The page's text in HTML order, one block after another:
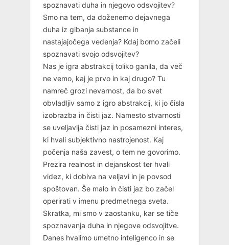
spoznavati duha in njegovo odsvojitev?
Smo na tem, da doženemo dejavnega
duha iz gibanja substance in
nastajajočega vedenja? Kdaj bomo začeli
spoznavati svojo odsvojitev?
Nas je igra abstrakcij toliko ganila, da več
ne vemo, kaj je prvo in kaj drugo? Tu
namreč grozi nevarnost, da bo svet
obvladljiv samo z igro abstrakcij, ki jo čisla
izobrazba in čisti jaz. Namesto stvarnosti
se uveljavlja čisti jaz in posamezni interes,
ki hvali subjektivno nastrojenost. Kaj
počenja naša zavest, o tem ne govorimo.
Prezira realnost in dejanskost ter hvali
videz, ki dobiva na veljavi in je povsod
spoštovan. Še malo in čisti jaz bo začel
operirati v imenu predmetnega sveta.
Skratka, mi smo v zaostanku, kar se tiče
spoznavanja duha in njegove odsvojitve.
Danes hvalimo umetno inteligenco in se